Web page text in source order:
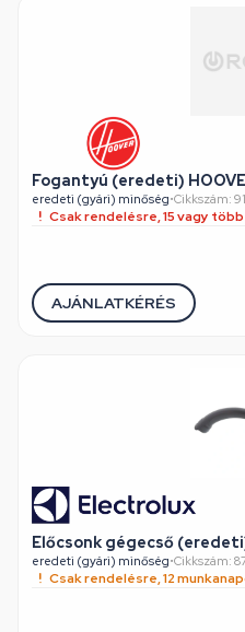
Fogantyú (eredeti)
eredeti (gyári) minőség•Cikkszám:
Csak rendelésre, 15 vagy
AJÁNLATKÉRÉS
Előcsonk gégecső
eredeti (gyári) minőség•Cikkszám:
Csak rendelésre, 12